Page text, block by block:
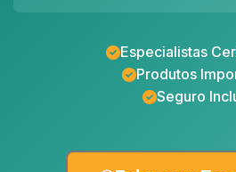
Especialistas
Produtos
Seguro